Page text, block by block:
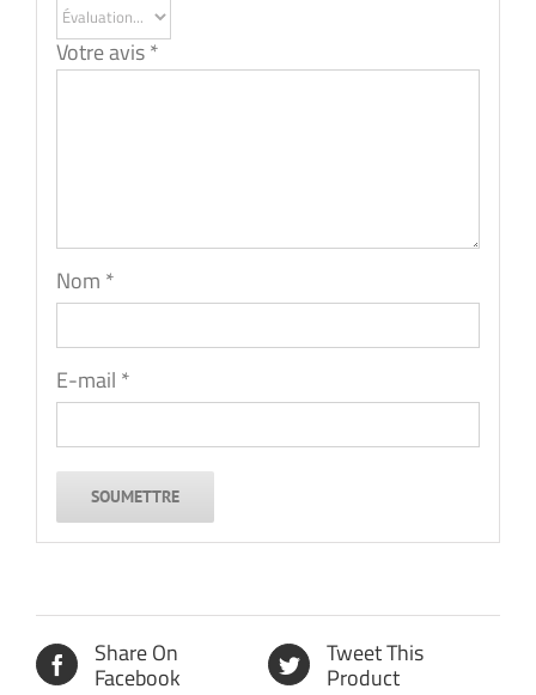
Votre avis*
Nom *
E-mail *
Share On
Facebook
Tweet This
Product